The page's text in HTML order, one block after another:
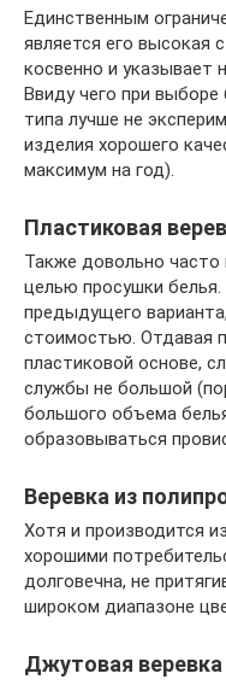
Единственным
является его высокая
косвенно и указывает
Ввиду чего при выборе
типа лучше не
изделия хорошего
максимум на год).
Пластиковая
Также довольно часто
целью просушки
предыдущего
стоимостью. Отдавая
пластиковой основе,
службы не большой
большого объема
образовываться
Веревка из
Хотя и производится
хорошими
долговечна, не
широком диапазоне
Джутовая веревка